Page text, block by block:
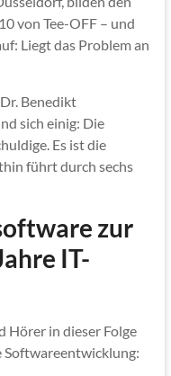
von Tee-OFF – und
Liegt das Problem an
Benedikt
sich einig: Die
Es ist die
führt durch sechs
zur
IT-
Hörer in dieser Folge
Softwareentwicklung: